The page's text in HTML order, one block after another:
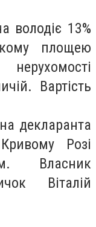
володіє 13%
площею
Вартість
декларанта
Розі
Власник
Віталій